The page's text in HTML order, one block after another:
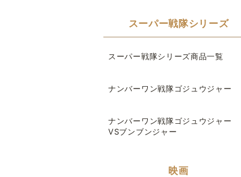
スーパー戦隊シリーズ
スーパー戦隊シリーズ商品一覧
ナンバーワン戦隊ゴジュウジャー
ナンバーワン戦隊ゴジュウジャー
VSブンブンジャー
映画